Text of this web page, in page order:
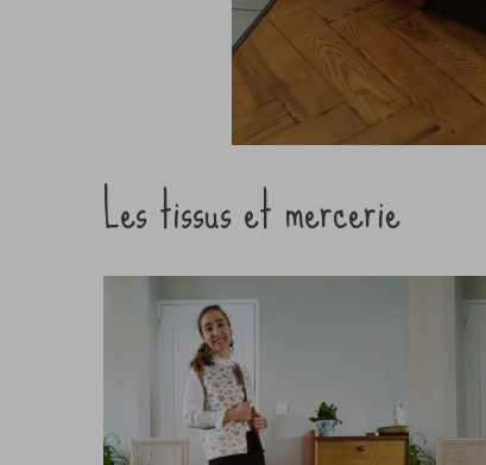
Les tissus et mercerie